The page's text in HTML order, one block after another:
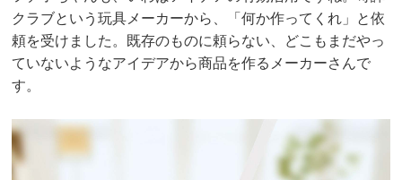
クラブという玩具メーカーから、「何か作ってくれ」と依
頼を受けました。既存のものに頼らない、どこもまだやっ
ていないようなアイデアから商品を作るメーカーさんで
す。